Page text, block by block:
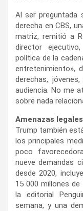
Al ser preguntada
derecha en CBS,
matriz, remitió a
director
política de la
entretenimiento»,
derechas,
audiencia. No me
sobre nada
Amenazas
Trump también
los principales
poco
nueve demandas
desde 2020,
15 000 millones
la editorial
semana, y una